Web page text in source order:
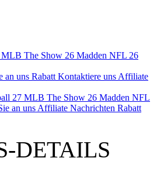
MLB The Show 26 Madden NFL 26
an uns Rabatt Kontaktiere uns Affiliate
27 MLB The Show 26 Madden NFL
an uns Affiliate Nachrichten Rabatt
DETAILS